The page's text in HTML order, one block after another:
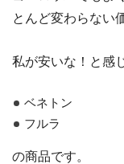
とんど変わらない
私が安いな！と感
ベネトン
フルラ
の商品です。